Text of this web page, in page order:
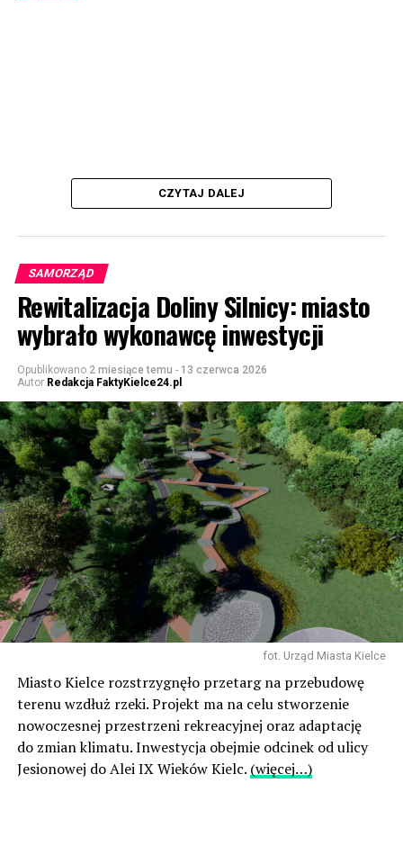
CZYTAJ DALEJ
SAMORZĄD
Rewitalizacja Doliny Silnicy: miasto
wybrało wykonawcę inwestycji
Opublikowano 2 miesiące temu - 13 czerwca 2026
Autor Redakcja FaktyKielce24.pl
fot. Urząd Miasta Kielce
Miasto Kielce rozstrzygnęło przetarg na przebudowę
terenu wzdłuż rzeki. Projekt ma na celu stworzenie
nowoczesnej przestrzeni rekreacyjnej oraz adaptację
do zmian klimatu. Inwestycja obejmie odcinek od ulicy
Jesionowej do Alei IX Wieków Kielc. (więcej…)